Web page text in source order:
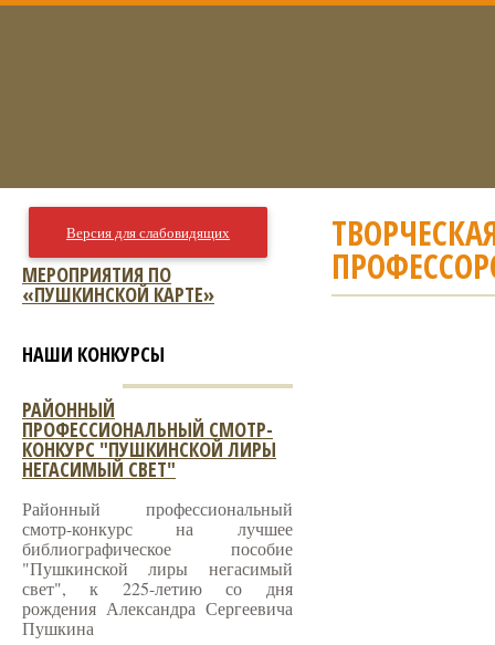
Версия для слабовидящих
МЕРОПРИЯТИЯ ПО
«ПУШКИНСКОЙ КАРТЕ»
НАШИ КОНКУРСЫ
РАЙОННЫЙ
ПРОФЕССИОНАЛЬНЫЙ СМОТР-
КОНКУРС "ПУШКИНСКОЙ ЛИРЫ
НЕГАСИМЫЙ СВЕТ"
Районный профессиональный
смотр-конкурс на лучшее
библиографическое пособие
"Пушкинской лиры негасимый
свет", к 225-летию со дня
рождения Александра Сергеевича
Пушкина